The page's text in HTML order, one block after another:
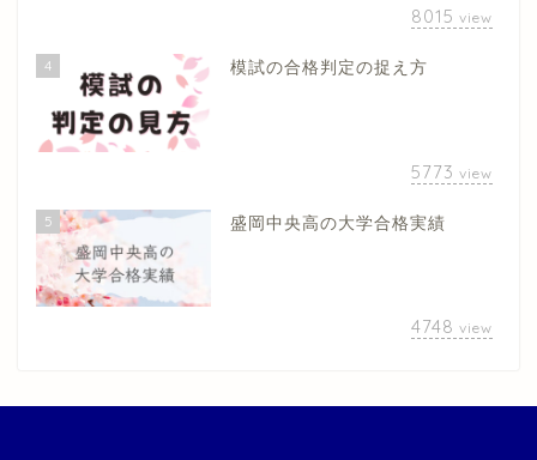
8015 view
4 模試の合格判定の捉え方
5773 view
5 盛岡中央高の大学合格実績
4748 view